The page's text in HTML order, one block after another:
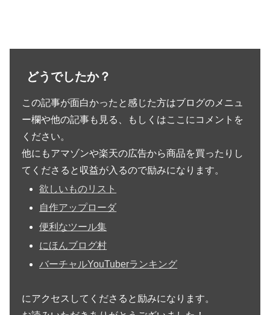
どうでしたか？
この記事が面白かったと感じた方はブログのメニュ
ー欄や他の記事も見る、もしくはここにコメントを
ください。
他にもアマゾンや楽天の広告から商品を買ったりし
てくださると収益が入るので励みになります。
欲しいものリスト
自作アップローダ
便利なツール集
にほんブログ村
バーチャルYouTuberランキング
にアクセスしてくださると励みになります。